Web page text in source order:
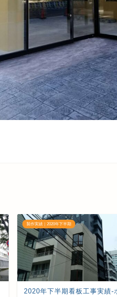
製作実績｜2020年下半期
2020年下半期看板工事実績-